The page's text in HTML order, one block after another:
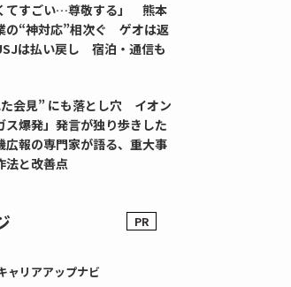
てすごい…尊敬する」 熊本
の“神対応”相次ぐ ゲオは返
は払い戻し 宿泊・通信も
会見” にも落とし穴 イオン
ス爆発」発言が独り歩きした
報の専門家が語る、重大事
法と改善点
ャリアアップナビ